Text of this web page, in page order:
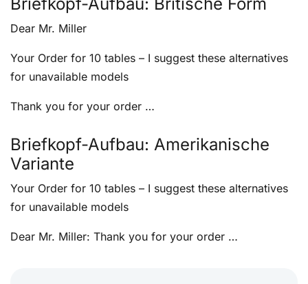
Dear Mr. Miller
Your Order for 10 tables – I suggest these alternatives
for unavailable models
Thank you for your order …
Briefkopf-Aufbau: Amerikanische
Variante
Your Order for 10 tables – I suggest these alternatives
for unavailable models
Dear Mr. Miller: Thank you for your order …